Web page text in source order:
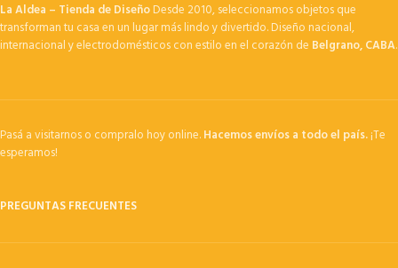
La Aldea – Tienda de DiseñoDesde 2010, seleccionamos objetos que
transforman tu casa en un lugar más lindo y divertido. Diseño nacional,
internacional y electrodomésticos con estilo en el corazón de Belgrano, CABA.
Pasá a visitarnos o compralo hoy online.Hacemos envíos a todo el país.¡Te
esperamos!
PREGUNTAS FRECUENTES